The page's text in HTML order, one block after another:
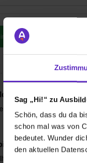
Sag „Hi!“ zu
Schön, dass du da
schon mal was von
bedeutet. Wunder
den aktuellen
weiterempfehlen!
bei deiner Firma?
sehr bei der
mir, dass ich mein